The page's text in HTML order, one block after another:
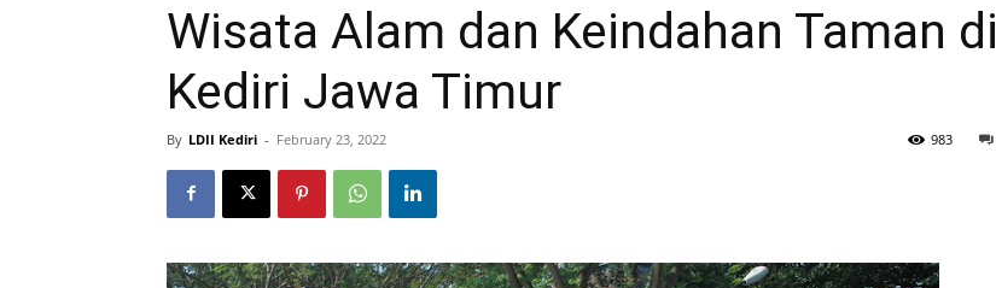
Wisata Alam dan Keindahan Taman di
Kediri Jawa Timur
By LDII Kediri - February 23, 2022 983